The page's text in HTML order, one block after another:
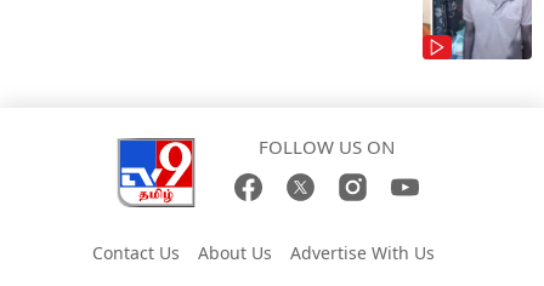
FOLLOW US ON
Contact Us About Us
Advertise With Us